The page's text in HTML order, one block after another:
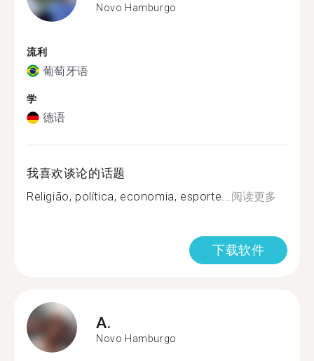
Novo Hamburgo
流利
葡萄牙语
学
德语
我喜欢谈论的话题
Religião, política, economia, esporte...阅读更多
下载软件
A.
Novo Hamburgo